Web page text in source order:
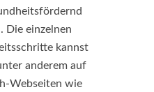
Die einzelnen
kannst
anderem auf
Webseiten wie